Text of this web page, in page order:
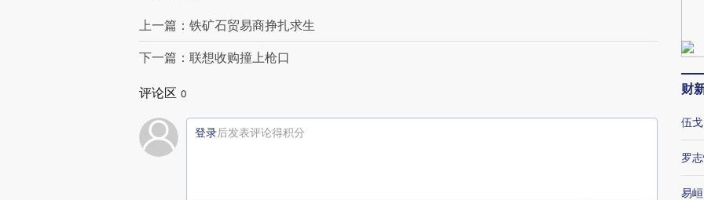
上一篇：铁矿石贸易商挣扎求生
下一篇：联想收购撞上枪口
评论区 0
登录后发表评论得积分
财
伍戈
罗
易峘